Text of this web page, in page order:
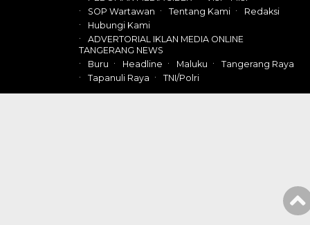
SOP Wartawan
Tentang Kami
Redaksi
Hubungi Kami
ADVERTORIAL IKLAN MEDIA ONLINE
TANGERANG NEWS
Buru
Headline Maluku
Tangerang Raya
Tapanuli Raya
TNI/Polri